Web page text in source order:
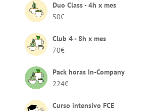
Duo Class - 4h x mes
50€
Club 4 - 8h x mes
70€
Pack horas In-Company
224€
Curso intensivo FCE